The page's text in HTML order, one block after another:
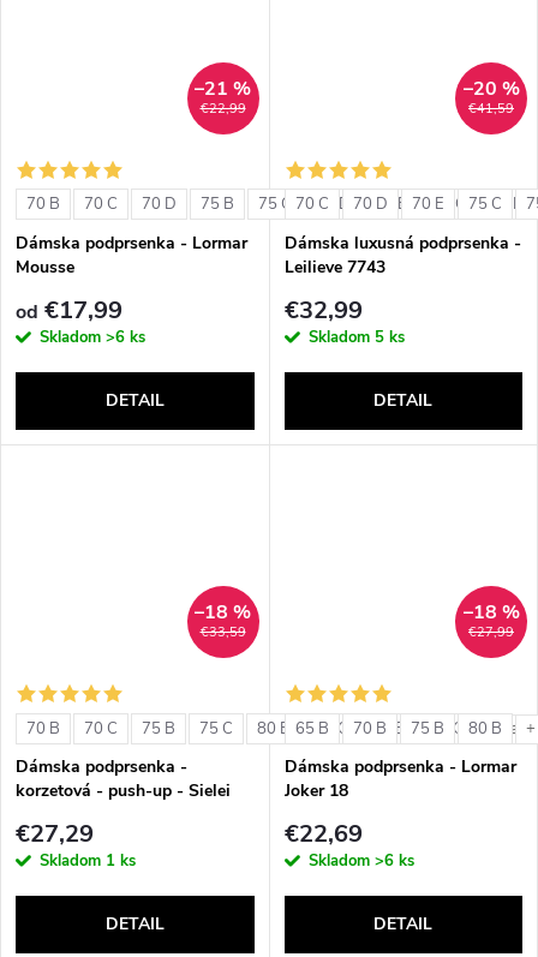
€22,99
–21 %
70 B 70 C 70 D 75 B 75 C 75 D 80 B 80 C 80 D
Dámska podprsenka - Lormar
Mousse
od €17,99
Skladom >6 ks
DETAIL
€41,59
–20 %
70 C 70 D 70 E 75 C
Dámska luxusná podprsenka -
Leilieve 7743
€32,99
Skladom 5 ks
DETAIL
€33,59
–18 %
70 B 70 C 75 B 75 C 80 B 80 C 85 B 85 C +
Dámska podprsenka -
korzetová - push-up - Sielei
€27,29
Skladom 1 ks
DETAIL
€27,99
–18 %
65 B 70 B 75 B 80 B
Dámska podprsenka - Lormar
Joker 18
€22,69
Skladom >6 ks
DETAIL